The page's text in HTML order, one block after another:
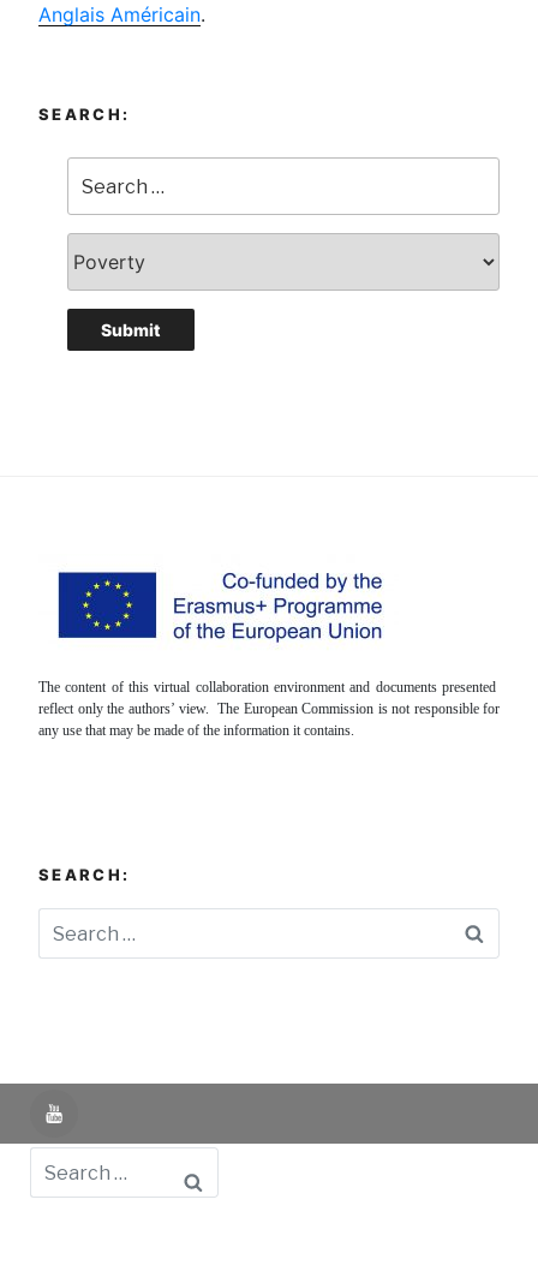
Anglais Américain.
SEARCH:
The content of this virtual collaboration environment and documents presented
reflect only the authors’ view. The European Commission is not responsible for
any use that may be made of the information it contains.
SEARCH:
YouTube